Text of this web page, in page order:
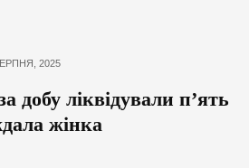
2025
добу ліквідували п’ять
жінка